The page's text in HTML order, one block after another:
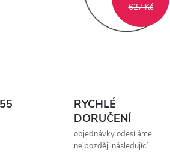
627 Kč
RYCHLÉ
DORUČENÍ
objednávky odesíláme
nejpozději následující